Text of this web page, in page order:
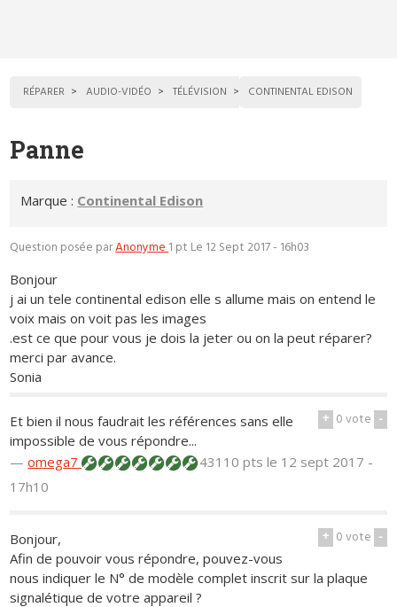
RÉPARER AUDIO-VIDÉO TÉLÉVISION CONTINENTAL EDISON
Panne
Marque : Continental Edison
Question posée parAnonyme1 pt Le 12 Sept 2017 - 16h03
Bonjour
j ai un tele continental edison elle s allume mais on entend le
voix mais on voit pas les images
.est ce que pour vous je dois la jeter ou on la peut réparer?
merci par avance.
Sonia
+ 0vote -
Et bien il nous faudrait les références sans elle
impossible de vous répondre...
—omega7 43110 ptsle 12 sept 2017 -
17h10
+ 0vote -
Bonjour,
Afin de pouvoir vous répondre, pouvez-vous
nous indiquer le N° de modèle complet inscrit sur la plaque
signalétique de votre appareil ?